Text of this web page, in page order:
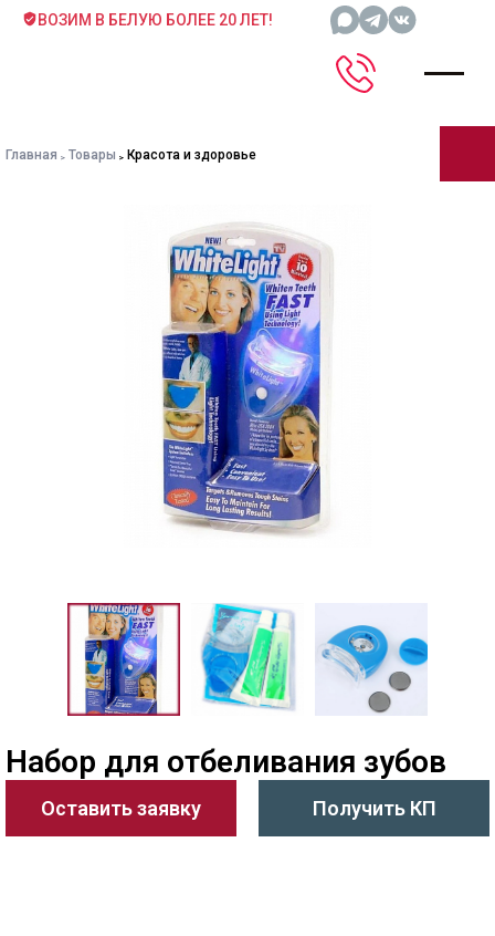
ВОЗИМ В БЕЛУЮ БОЛЕЕ 20 ЛЕТ!
Главная Товары Красота и здоровье
Набор для отбеливания зубов
Оставить заявку Получить КП